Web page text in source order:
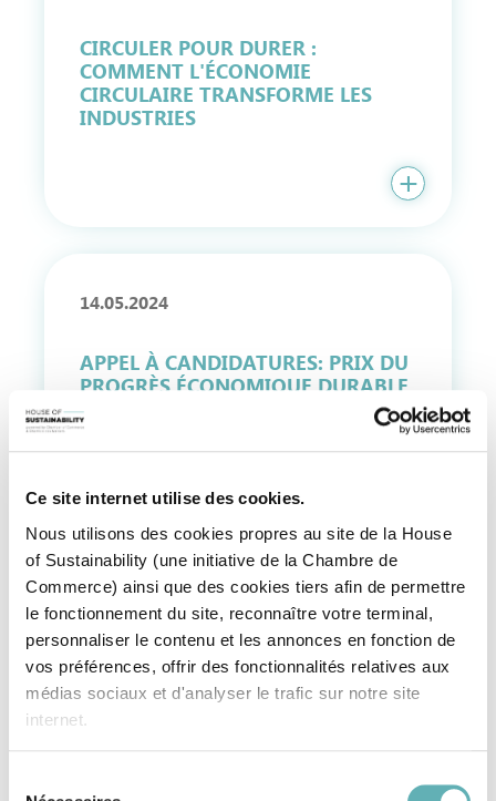
Ce site internet utilise des cookies.
Nous utilisons des cookies propres au site de la House
of Sustainability (une initiative de la Chambre de
Commerce) ainsi que des cookies tiers afin de permettre
le fonctionnement du site, reconnaître votre terminal,
personnaliser le contenu et les annonces en fonction de
vos préférences, offrir des fonctionnalités relatives aux
médias sociaux et d'analyser le trafic sur notre site
internet.
CIRCULER POUR DURER :
COMMENT L'ÉCONOMIE
CIRCULAIRE TRANSFORME LES
INDUSTRIES
14.05.2024
APPEL À CANDIDATURES: PRIX DU
PROGRÈS ÉCONOMIQUE DURABLE
2024 DE LA FONDATION
ALPHONSE WEICKER ET DE L’INDR
08.05.2024
MAKE IT CIRCULAR! A STRATEGY
GAME TO PLAYFULLY ALIGN
BUSINESS MODELS WITH